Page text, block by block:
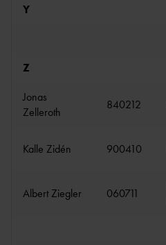
Y
Z
Jonas
Zelleroth
840212
Kalle Zidén 900410
Albert Ziegler 060711